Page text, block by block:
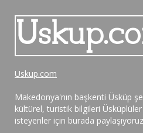
Uskup.com
Makedonya'nın başkenti Üsküp
kültürel, turistik bilgileri
isteyenler için burada